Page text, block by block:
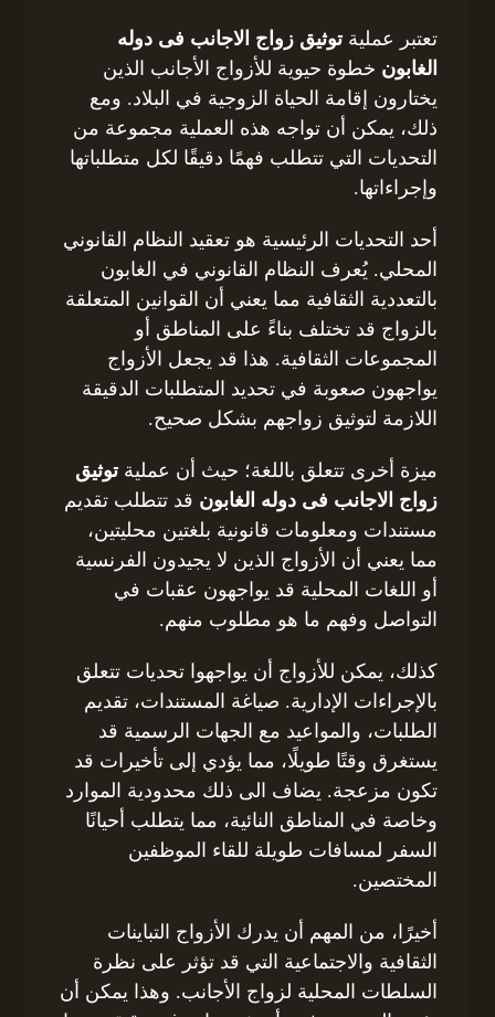
تعتبر عمليةتوثيق زواج الاجانب فى دوله
الغابون خطوة حيوية للأزواج الأجانب الذين
يختارون إقامة الحياة الزوجية في البلاد. ومع
ذلك، يمكن أن تواجه هذه العملية مجموعة من
التحديات التي تتطلب فهمًا دقيقًا لكل متطلباتها
وإجراءاتها.
أحد التحديات الرئيسية هو تعقيد النظام القانوني
المحلي. يُعرف النظام القانوني في الغابون
بالتعددية الثقافية مما يعني أن القوانين المتعلقة
بالزواج قد تختلف بناءً على المناطق أو
المجموعات الثقافية. هذا قد يجعل الأزواج
يواجهون صعوبة في تحديد المتطلبات الدقيقة
اللازمة لتوثيق زواجهم بشكل صحيح.
ميزة أخرى تتعلق باللغة؛ حيث أن عمليةتوثيق
زواج الاجانب فى دوله الغابون قد تتطلب تقديم
مستندات ومعلومات قانونية بلغتين محليتين،
مما يعني أن الأزواج الذين لا يجيدون الفرنسية
أو اللغات المحلية قد يواجهون عقبات في
التواصل وفهم ما هو مطلوب منهم.
كذلك، يمكن للأزواج أن يواجهوا تحديات تتعلق
بالإجراءات الإدارية. صياغة المستندات، تقديم
الطلبات، والمواعيد مع الجهات الرسمية قد
يستغرق وقتًا طويلًا، مما يؤدي إلى تأخيرات قد
تكون مزعجة. يضاف الى ذلك محدودية الموارد
وخاصة في المناطق النائية، مما يتطلب أحيانًا
السفر لمسافات طويلة للقاء الموظفين
المختصين.
أخيرًا، من المهم أن يدرك الأزواج التباينات
الثقافية والاجتماعية التي قد تؤثر على نظرة
السلطات المحلية لزواج الأجانب. وهذا يمكن أن